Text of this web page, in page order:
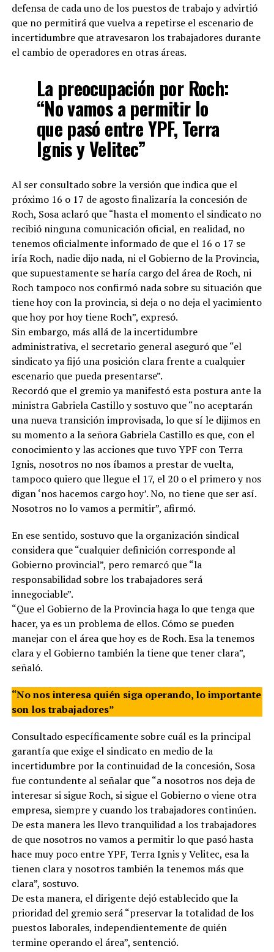
defensa de cada uno de los puestos de trabajo y advirtió
que no permitirá que vuelva a repetirse el escenario de
incertidumbre que atravesaron los trabajadores durante
el cambio de operadores en otras áreas.
La preocupación por Roch:
“No vamos a permitir lo
que pasó entre YPF, Terra
Ignis y Velitec”
Al ser consultado sobre la versión que indica que el
próximo 16 o 17 de agosto finalizaría la concesión de
Roch, Sosa aclaró que “hasta el momento el sindicato no
recibió ninguna comunicación oficial, en realidad, no
tenemos oficialmente informado de que el 16 o 17 se
iría Roch, nadie dijo nada, ni el Gobierno de la Provincia,
que supuestamente se haría cargo del área de Roch, ni
Roch tampoco nos confirmó nada sobre su situación que
tiene hoy con la provincia, si deja o no deja el yacimiento
que hoy por hoy tiene Roch”, expresó.
Sin embargo, más allá de la incertidumbre
administrativa, el secretario general aseguró que “el
sindicato ya fijó una posición clara frente a cualquier
escenario que pueda presentarse”.
Recordó que el gremio ya manifestó esta postura ante la
ministra Gabriela Castillo y sostuvo que “no aceptarán
una nueva transición improvisada, lo que sí le dijimos en
su momento a la señora Gabriela Castillo es que, con el
conocimiento y las acciones que tuvo YPF con Terra
Ignis, nosotros no nos íbamos a prestar de vuelta,
tampoco quiero que llegue el 17, el 20 o el primero y nos
digan ‘nos hacemos cargo hoy’. No, no tiene que ser así.
Nosotros no lo vamos a permitir”, afirmó.
En ese sentido, sostuvo que la organización sindical
considera que “cualquier definición corresponde al
Gobierno provincial”, pero remarcó que “la
responsabilidad sobre los trabajadores será
innegociable”.
“Que el Gobierno de la Provincia haga lo que tenga que
hacer, ya es un problema de ellos. Cómo se pueden
manejar con el área que hoy es de Roch. Esa la tenemos
clara y el Gobierno también la tiene que tener clara”,
señaló.
“No nos interesa quién siga operando, lo importante
son los trabajadores”
Consultado específicamente sobre cuál es la principal
garantía que exige el sindicato en medio de la
incertidumbre por la continuidad de la concesión, Sosa
fue contundente al señalar que “a nosotros nos deja de
interesar si sigue Roch, si sigue el Gobierno o viene otra
empresa, siempre y cuando los trabajadores continúen.
De esta manera les llevo tranquilidad a los trabajadores
de que nosotros no vamos a permitir lo que pasó hasta
hace muy poco entre YPF, Terra Ignis y Velitec, esa la
tienen clara y nosotros también la tenemos más que
clara”, sostuvo.
De esta manera, el dirigente dejó establecido que la
prioridad del gremio será “preservar la totalidad de los
puestos laborales, independientemente de quién
termine operando el área”, sentenció.